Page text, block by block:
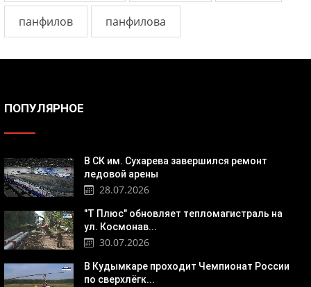
панфилов панфилова
ПОПУЛЯРНОЕ
В СК им. Сухарева завершился ремонт
ледовой арены
28.07.2026
"Т Плюс" обновляет тепломагистраль на
ул. Космонав...
30.07.2026
В Кудымкаре проходит Чемпионат России
по сверхлёгк...